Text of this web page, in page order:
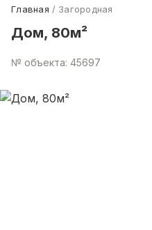
Главная Загородная
Дом, 80м²
№ объекта: 45697